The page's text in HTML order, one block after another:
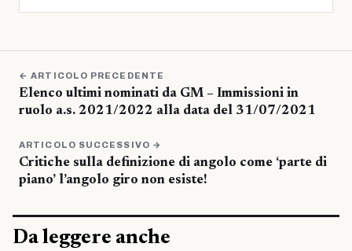
← ARTICOLO PRECEDENTE
Elenco ultimi nominati da GM – Immissioni in
ruolo a.s. 2021/2022 alla data del 31/07/2021
ARTICOLO SUCCESSIVO →
Critiche sulla definizione di angolo come ‘parte di
piano’ l’angolo giro non esiste!
Da leggere anche